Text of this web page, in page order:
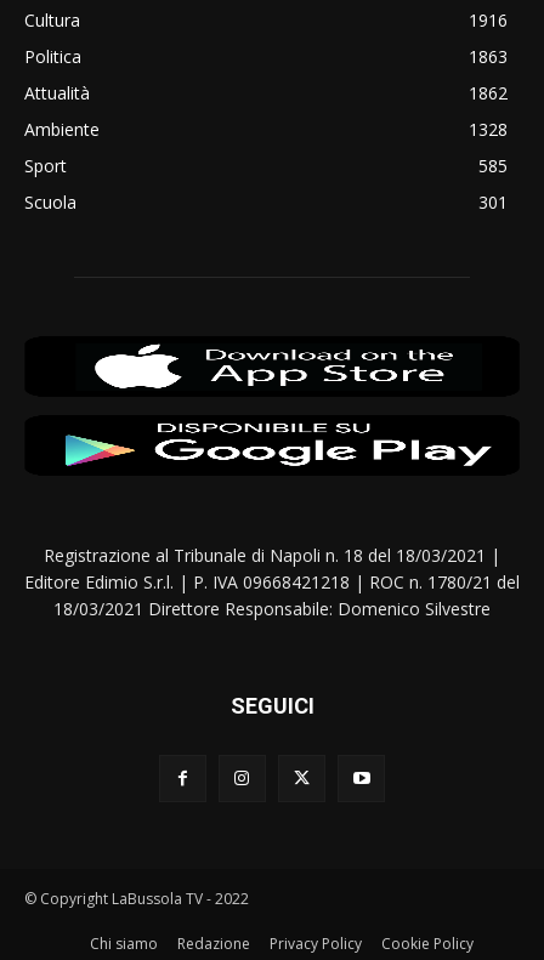
Cultura
1916
Politica
1863
Attualità
1862
Ambiente
1328
Sport
585
Scuola
301
Registrazione al Tribunale di Napoli n. 18 del 18/03/2021 |
Editore Edimio S.r.l. | P. IVA 09668421218 | ROC n. 1780/21 del
18/03/2021 Direttore Responsabile: Domenico Silvestre
SEGUICI
© Copyright LaBussola TV - 2022
Chi siamo Redazione Privacy Policy Cookie Policy